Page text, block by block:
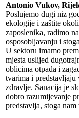
Antonio Vukov,
Poslujemo dugi niz
ekologije i zaštite
zaposlenika, radimo
osposobljavanju i
U sektoru imamo
mjesta uslijed
oblicima otpada i
tvarima i predstavljaju
zdravlje. Sanacija je
dobro razumijevanje
predstavlja, stoga